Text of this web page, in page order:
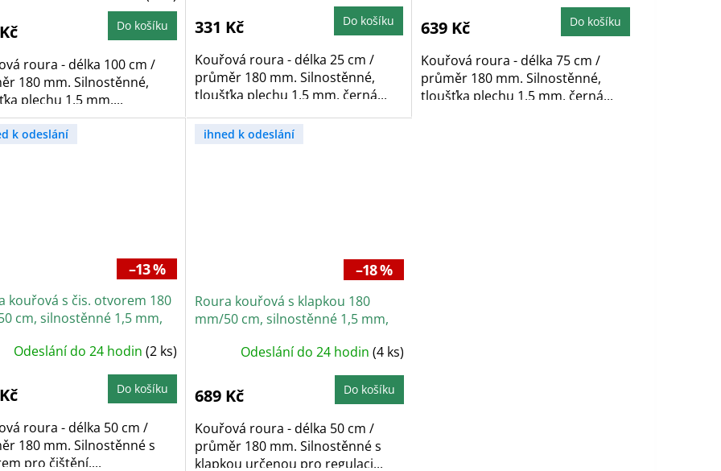
Do košíku
roura - délka 100 cm /
180 mm. Silnostěnné,
plechu 1,5 mm,...
331 Kč Do košíku
Kouřová roura - délka 25 cm /
průměr 180 mm. Silnostěnné,
tloušťka plechu 1,5 mm, černá...
639 Kč Do košíku
Kouřová roura - délka 75 cm /
průměr 180 mm. Silnostěnné,
tloušťka plechu 1,5 mm, černá...
k odeslání
–13 %
kouřová s čis. otvorem 180
cm, silnostěnné 1,5 mm,
Odeslání do 24 hodin (2 ks)
Do košíku
roura - délka 50 cm /
180 mm. Silnostěnné s
pro čištění,...
ihned k odeslání
–18 %
Roura kouřová s klapkou 180
mm/50 cm, silnostěnné 1,5 mm,
Odeslání do 24 hodin (4 ks)
689 Kč Do košíku
Kouřová roura - délka 50 cm /
průměr 180 mm. Silnostěnné s
klapkou určenou pro regulaci...